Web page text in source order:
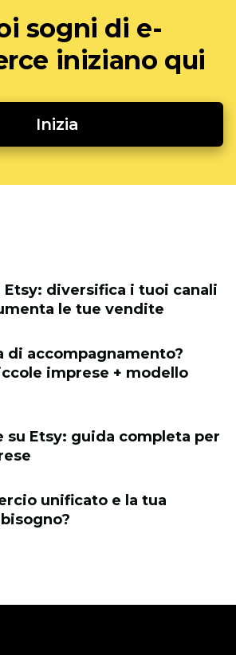
sogni di e-
iniziano qui
Inizia
Etsy: diversifica i tuoi canali
le tue vendite
di accompagnamento?
imprese + modello
su Etsy: guida completa per
unificato e la tua